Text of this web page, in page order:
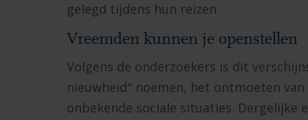
gelegd tijdens hun reizen.
Vreemden kunnen je openstellen
Volgens de onderzoekers is dit
nieuwheid" noemen, het ontmoeten
onbekende sociale situaties. Dergelijke